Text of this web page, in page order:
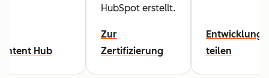
Hub
HubSpot erstellt.
Zur
Zertifizierung
teilen